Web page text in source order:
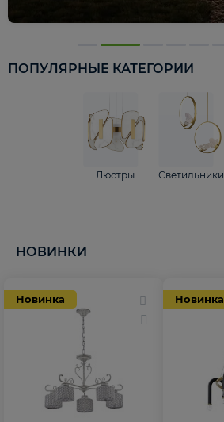
ПОПУЛЯРНЫЕ КАТЕГОРИИ
Люстры Светильники
НОВИНКИ
Новинка Новинка